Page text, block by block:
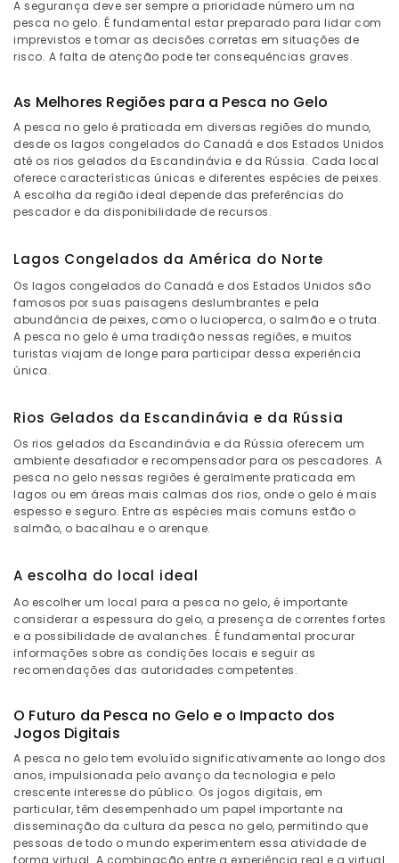
A segurança deve ser sempre a prioridade número um na
pesca no gelo. É fundamental estar preparado para lidar com
imprevistos e tomar as decisões corretas em situações de
risco. A falta de atenção pode ter consequências graves.
As Melhores Regiões para a Pesca no Gelo
A pesca no gelo é praticada em diversas regiões do mundo,
desde os lagos congelados do Canadá e dos Estados Unidos
até os rios gelados da Escandinávia e da Rússia. Cada local
oferece características únicas e diferentes espécies de peixes.
A escolha da região ideal depende das preferências do
pescador e da disponibilidade de recursos.
Lagos Congelados da América do Norte
Os lagos congelados do Canadá e dos Estados Unidos são
famosos por suas paisagens deslumbrantes e pela
abundância de peixes, como o lucioperca, o salmão e o truta.
A pesca no gelo é uma tradição nessas regiões, e muitos
turistas viajam de longe para participar dessa experiência
única.
Rios Gelados da Escandinávia e da Rússia
Os rios gelados da Escandinávia e da Rússia oferecem um
ambiente desafiador e recompensador para os pescadores. A
pesca no gelo nessas regiões é geralmente praticada em
lagos ou em áreas mais calmas dos rios, onde o gelo é mais
espesso e seguro. Entre as espécies mais comuns estão o
salmão, o bacalhau e o arenque.
A escolha do local ideal
Ao escolher um local para a pesca no gelo, é importante
considerar a espessura do gelo, a presença de correntes fortes
e a possibilidade de avalanches. É fundamental procurar
informações sobre as condições locais e seguir as
recomendações das autoridades competentes.
O Futuro da Pesca no Gelo e o Impacto dos
Jogos Digitais
A pesca no gelo tem evoluído significativamente ao longo dos
anos, impulsionada pelo avanço da tecnologia e pelo
crescente interesse do público. Os jogos digitais, em
particular, têm desempenhado um papel importante na
disseminação da cultura da pesca no gelo, permitindo que
pessoas de todo o mundo experimentem essa atividade de
forma virtual. A combinação entre a experiência real e a virtual